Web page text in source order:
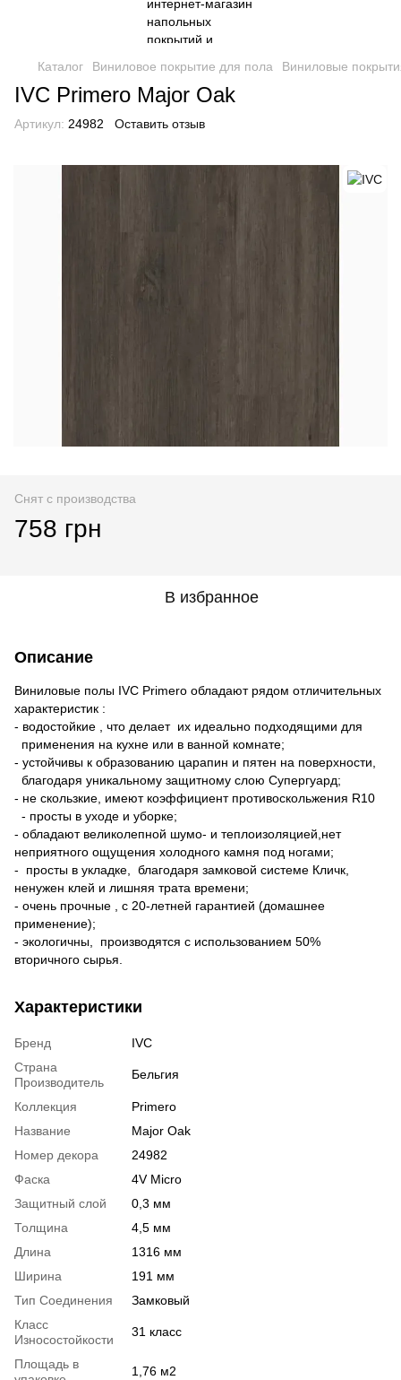
Каталог Виниловое покрытие для пола Виниловые
IVC Primero Major Oak
Артикул: 24982 Оставить отзыв
Снят с производства
758 грн
В избранное
Описание
Виниловые полы IVC Primero обладают рядом отличительных
характеристик :
- водостойкие , что делает их идеально подходящими для
применения на кухне или в ванной комнате;
- устойчивы к образованию царапин и пятен на поверхности,
благодаря уникальному защитному слою Супергуард;
- не скользкие, имеют коэффициент противоскольжения R10
- просты в уходе и уборке;
- обладают великолепной шумо- и теплоизоляцией,нет
неприятного ощущения холодного камня под ногами;
- просты в укладке, благодаря замковой системе Кличк,
ненужен клей и лишняя трата времени;
- очень прочные , с 20-летней гарантией (домашнее
применение);
- экологичны, производятся с использованием 50%
вторичного сырья.
Характеристики
Бренд
IVC
Страна
Производитель
Бельгия
Коллекция
Primero
Название
Major Oak
Номер декора
24982
Фаска
4V Micro
Защитный слой
0,3 мм
Толщина
4,5 мм
Длина
1316 мм
Ширина
191 мм
Тип Соединения
Замковый
Класс
Износостойкости
31 класс
Площадь в
1,76 м2